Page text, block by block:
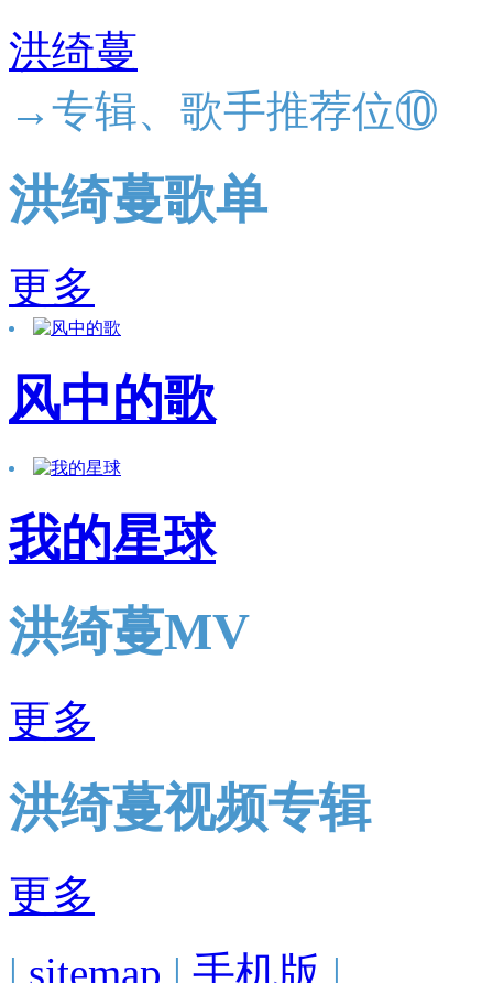
洪绮蔓
→专辑、歌手推荐位⑩
洪绮蔓歌单
更多
风中的歌
我的星球
洪绮蔓MV
更多
洪绮蔓视频专辑
更多
| sitemap | 手机版 |